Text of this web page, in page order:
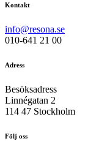
Kontakt
info@resona.se
010-641 21 00
Adress
Besöksadress
Linnégatan 2
114 47 Stockholm
Följ oss